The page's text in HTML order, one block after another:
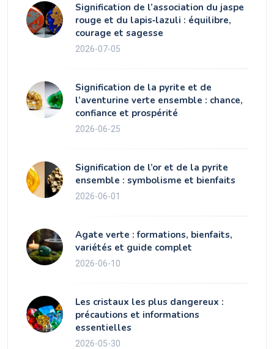
Signification de l’association du jaspe
rouge et du lapis‑lazuli : équilibre,
courage et sagesse
2026-07-05
Signification de la pyrite et de
l’aventurine verte ensemble : chance,
confiance et prospérité
2026-06-25
Signification de l’or et de la pyrite
ensemble : symbolisme et bienfaits
2026-06-01
Agate verte : formations, bienfaits,
variétés et guide complet
2026-06-10
Les cristaux les plus dangereux :
précautions et informations
essentielles
2026-05-30